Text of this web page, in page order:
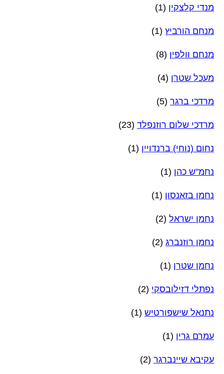
מנדי קלצקין (1)
מנחם הורביץ (1)
מנחם וולפין (8)
מעכל שטרן (4)
מרדכי ברגר (5)
מרדכי שלום רוזנפלד (23)
נחום (נוחי) ברנדויין (1)
נחמ"ש כהן (1)
נחמן בזאנסון (1)
נחמן ישראל (2)
נחמן רוזנברג (2)
נחמן שטרן (1)
נפתלי דזילובסקי (2)
נתנאל שישפורטיש (1)
עמרם גרין (1)
עקיבא שיינברגר (2)